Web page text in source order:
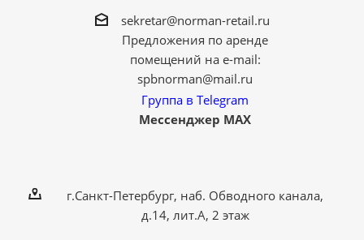
sekretar@norman-retail.ru
Предложения по аренде
помещений на e-mail:
spbnorman@mail.ru
Группа в Telegram
Мессенджер MAX
г.Санкт-Петербург, наб. Обводного канала,
д.14, лит.А, 2 этаж